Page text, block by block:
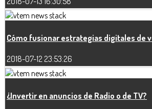
Cómo fusionar estrategias digitales de
2018-07-12 23:53:26
¿Invertir en anuncios de Radio o de TV?